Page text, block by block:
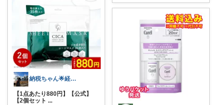
納税ちゃん🌟経由購入★
【1点あたり880円】【公式】
【2個セット ...